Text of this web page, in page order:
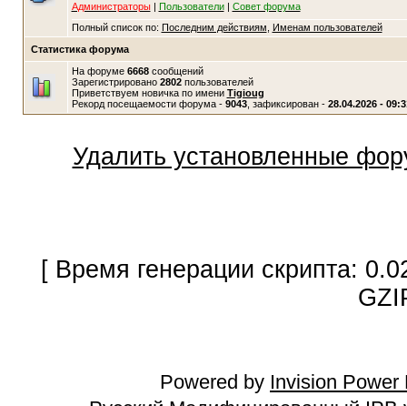
Администраторы| Пользователи| Совет форума
Полный список по: Последним действиям
Именам пользователей
Статистика форума
На форуме 6668сообщений
Зарегистрировано 2802пользователей
Приветствуем новичка по имени Tigioug
Рекорд посещаемости форума - 9043, зафиксирован - 28.04.2026 -
Удалить установленные
[ Время генерации скрипта:
Powered by Invision Power